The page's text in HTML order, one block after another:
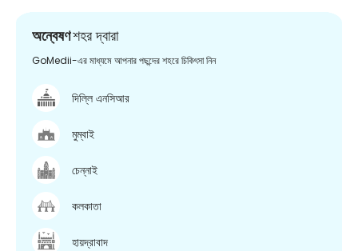
অন্বেষণশহর দ্বারা
GoMedii-এর মাধ্যমে আপনার পছন্দের শহরে চিকিৎসা নিন
দিল্লি এনসিআর
মুম্বাই
চেন্নাই
কলকাতা
হায়দ্রাবাদ